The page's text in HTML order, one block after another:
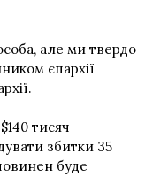
але ми твердо
єпархії
тисяч
збитки 35
буде